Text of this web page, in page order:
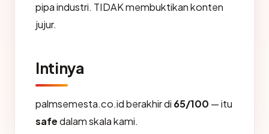
pipa industri. TIDAK membuktikan konten
jujur.
Intinya
palmsemesta.co.id berakhir di 65/100 — itu
safedalam skala kami.